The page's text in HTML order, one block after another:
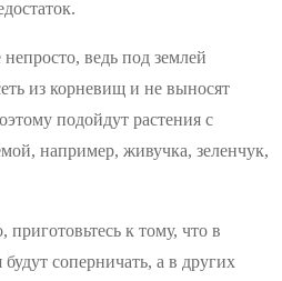
ведь под землей
из корневищ и не выносят
подойдут растения с
например, живучка, зеленчук,
приготовьтесь к тому, что в
соперничать, а в других